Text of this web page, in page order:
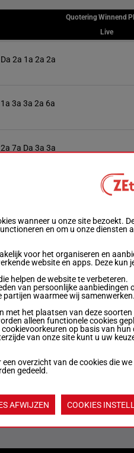
QuoteringWinnend
Live
2a 1a 2a 2a
3a 3a 2a 6a
7a Da 3a 3a
3a Da 1a 1a
2a 1a Da 7a
1a 6a 1a 1a
2a 1a 1a 2a
2a 1a 2a 5a
wanneer u onze site bezoekt.
en om u onze diensten
voor het organiseren en
website en apps. Deze kun
helpen de website te verbeteren.
van persoonlijke aanbiedingen
partijen waarmee wij samenwerken.
met het plaatsen van deze soorten
alleen functionele cookies
op basis van hun
van onze site kunt u uw
overzicht van de cookies die we
gedeeld.
AFWIJZEN COOKIES